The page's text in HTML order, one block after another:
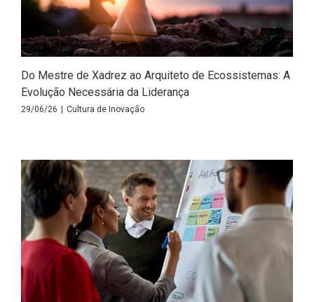
Do Mestre de Xadrez ao Arquiteto de Ecossistemas: A
Evolução Necessária da Liderança
29/06/26 | Cultura de Inovação